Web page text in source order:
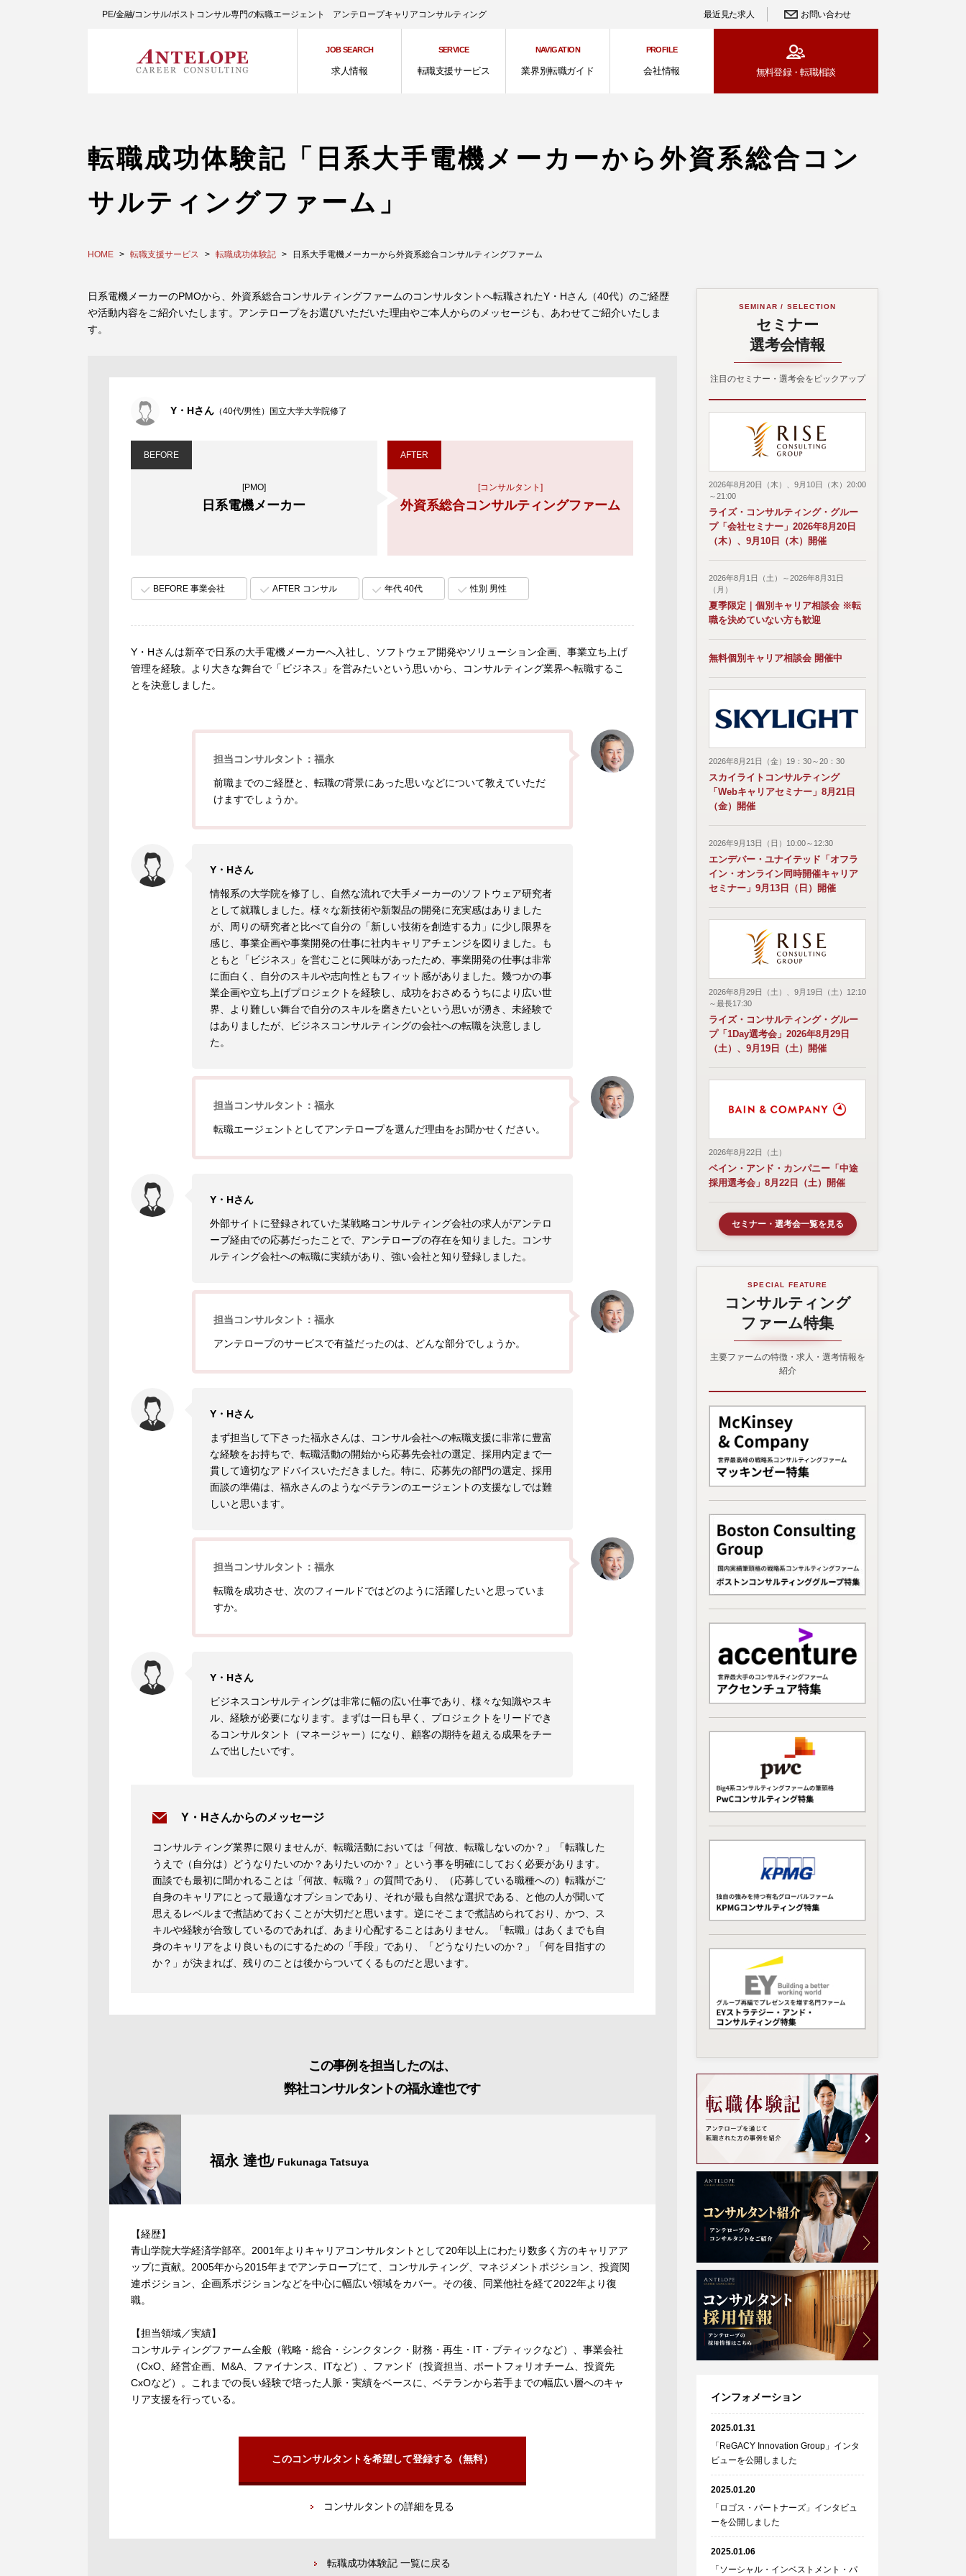
PE/金融/コンサル/ポストコンサル専門の転職エージェント アンテロープキャリアコンサルティング 最近見た求人 お問い合わせ
JOB SEARCH
求人情報
SERVICE
転職支援サービス
NAVIGATION
業界別転職ガイド
PROFILE
会社情報 無料登録・転職相談
転職成功体験記「日系大手電機メーカーから外資系総合コン
サルティングファーム」
HOME 転職支援サービス 転職成功体験記 日系大手電機メーカーから外資系総合コンサルティングファーム
日系電機メーカーのPMOから、外資系総合コンサルティングファームのコンサルタントへ転職されたY・Hさん（40代）のご経歴
や活動内容をご紹介いたします。アンテロープをお選びいただいた理由やご本人からのメッセージも、あわせてご紹介いたしま
す。
Y・Hさん （40代/男性）国立大学大学院修了
BEFORE
[PMO]
日系電機メーカー
AFTER
[コンサルタント]
外資系総合コンサルティングファーム
BEFORE 事業会社 AFTER コンサル 年代 40代 性別 男性
Y・Hさんは新卒で日系の大手電機メーカーへ入社し、ソフトウェア開発やソリューション企画、事業立ち上げ
管理を経験。より大きな舞台で「ビジネス」を営みたいという思いから、コンサルティング業界へ転職するこ
とを決意しました。
担当コンサルタント：福永
前職までのご経歴と、転職の背景にあった思いなどについて教えていただ
けますでしょうか。
Y・Hさん
情報系の大学院を修了し、自然な流れで大手メーカーのソフトウェア研究者
として就職しました。様々な新技術や新製品の開発に充実感はありました
が、周りの研究者と比べて自分の「新しい技術を創造する力」に少し限界を
感じ、事業企画や事業開発の仕事に社内キャリアチェンジを図りました。も
ともと「ビジネス」を営むことに興味があったため、事業開発の仕事は非常
に面白く、自分のスキルや志向性ともフィット感がありました。幾つかの事
業企画や立ち上げプロジェクトを経験し、成功をおさめるうちにより広い世
界、より難しい舞台で自分のスキルを磨きたいという思いが湧き、未経験で
はありましたが、ビジネスコンサルティングの会社への転職を決意しまし
た。
担当コンサルタント：福永
転職エージェントとしてアンテロープを選んだ理由をお聞かせください。
Y・Hさん
外部サイトに登録されていた某戦略コンサルティング会社の求人がアンテロ
ープ経由での応募だったことで、アンテロープの存在を知りました。コンサ
ルティング会社への転職に実績があり、強い会社と知り登録しました。
担当コンサルタント：福永
アンテロープのサービスで有益だったのは、どんな部分でしょうか。
Y・Hさん
まず担当して下さった福永さんは、コンサル会社への転職支援に非常に豊富
な経験をお持ちで、転職活動の開始から応募先会社の選定、採用内定まで一
貫して適切なアドバイスいただきました。特に、応募先の部門の選定、採用
面談の準備は、福永さんのようなベテランのエージェントの支援なしでは難
しいと思います。
担当コンサルタント：福永
転職を成功させ、次のフィールドではどのように活躍したいと思っていま
すか。
Y・Hさん
ビジネスコンサルティングは非常に幅の広い仕事であり、様々な知識やスキ
ル、経験が必要になります。まずは一日も早く、プロジェクトをリードでき
るコンサルタント（マネージャー）になり、顧客の期待を超える成果をチー
ムで出したいです。
Y・Hさんからのメッセージ
コンサルティング業界に限りませんが、転職活動においては「何故、転職しないのか？」「転職した
うえで（自分は）どうなりたいのか？ありたいのか？」という事を明確にしておく必要があります。
面談でも最初に聞かれることは「何故、転職？」の質問であり、（応募している職種への）転職がご
自身のキャリアにとって最適なオプションであり、それが最も自然な選択である、と他の人が聞いて
思えるレベルまで煮詰めておくことが大切だと思います。逆にそこまで煮詰められており、かつ、ス
キルや経験が合致しているのであれば、あまり心配することはありません。「転職」はあくまでも自
身のキャリアをより良いものにするための「手段」であり、「どうなりたいのか？」「何を目指すの
か？」が決まれば、残りのことは後からついてくるものだと思います。
この事例を担当したのは、
弊社コンサルタントの福永達也です
福永 達也/ Fukunaga Tatsuya
【経歴】
青山学院大学経済学部卒。2001年よりキャリアコンサルタントとして20年以上にわたり数多く方のキャリアア
ップに貢献。2005年から2015年までアンテロープにて、コンサルティング、マネジメントポジション、投資関
連ポジション、企画系ポジションなどを中心に幅広い領域をカバー。その後、同業他社を経て2022年より復
職。
【担当領域／実績】
コンサルティングファーム全般（戦略・総合・シンクタンク・財務・再生・IT・ブティックなど）、事業会社
（CxO、経営企画、M&A、ファイナンス、ITなど）、ファンド（投資担当、ポートフォリオチーム、投資先
CxOなど）。これまでの長い経験で培った人脈・実績をベースに、ベテランから若手までの幅広い層へのキャ
リア支援を行っている。
このコンサルタントを希望して登録する（無料）
コンサルタントの詳細を見る
転職成功体験記 一覧に戻る
SEMINAR / SELECTION
セミナー
選考会情報
注目のセミナー・選考会をピックアップ
2026年8月20日（木）、9月10日（木）20:00
～21:00
ライズ・コンサルティング・グルー
プ「会社セミナー」2026年8月20日
（木）、9月10日（木）開催
2026年8月1日（土）～2026年8月31日
（月）
夏季限定｜個別キャリア相談会 ※転
職を決めていない方も歓迎
無料個別キャリア相談会 開催中
2026年8月21日（金）19：30～20：30
スカイライトコンサルティング
「Webキャリアセミナー」8月21日
（金）開催
2026年9月13日（日）10:00～12:30
エンデバー・ユナイテッド「オフラ
イン・オンライン同時開催キャリア
セミナー」9月13日（日）開催
2026年8月29日（土）、9月19日（土）12:10
～最長17:30
ライズ・コンサルティング・グルー
プ「1Day選考会」2026年8月29日
（土）、9月19日（土）開催
2026年8月22日（土）
ベイン・アンド・カンパニー「中途
採用選考会」8月22日（土）開催
セミナー・選考会一覧を見る
SPECIAL FEATURE
コンサルティング
ファーム特集
主要ファームの特徴・求人・選考情報を
紹介
インフォメーション
2025.01.31
「ReGACY Innovation Group」インタ
ビューを公開しました
2025.01.20
「ロゴス・パートナーズ」インタビュ
ーを公開しました
2025.01.06
「ソーシャル・インベストメント・パ